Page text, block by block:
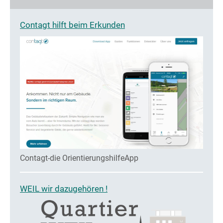
Contagt hilft beim Erkunden
Contagt-die OrientierungshilfeApp
WEIL wir dazugehören !